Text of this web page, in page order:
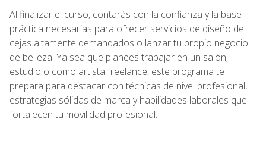
Al finalizar el curso, contarás con la confianza y la base
práctica necesarias para ofrecer servicios de diseño de
cejas altamente demandados o lanzar tu propio negocio
de belleza. Ya sea que planees trabajar en un salón,
estudio o como artista freelance, este programa te
prepara para destacar con técnicas de nivel profesional,
estrategias sólidas de marca y habilidades laborales que
fortalecen tu movilidad profesional.